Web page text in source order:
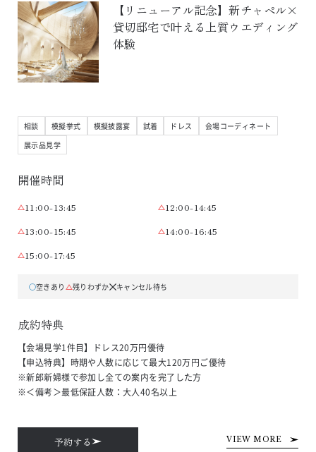
【リニューアル記念】新チャペル×
貸切邸宅で叶える上質ウエディング
体験
相談 模擬挙式 模擬披露宴 試着 ドレス
会場コーディネート
展示品見学
開催時間
11:00-13:45
12:00-14:45
13:00-15:45
14:00-16:45
15:00-17:45
空きあり 残りわずか キャンセル待ち
成約特典
【会場見学1件目】ドレス20万円優待
【申込特典】時期や人数に応じて最大120万円ご優待
※新郎新婦様で参加し全ての案内を完了した方
※＜備考＞最低保証人数：大人40名以上
予約する VIEW MORE